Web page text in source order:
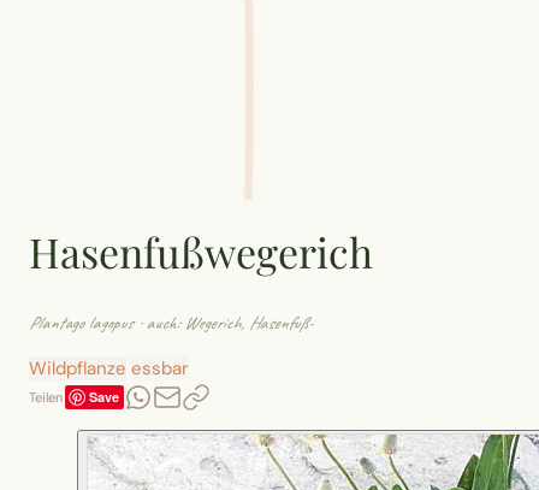
Hasenfußwegerich
Plantago lagopus · auch: Wegerich, Hasenfuß-
Wildpflanze essbar
Teilen Save